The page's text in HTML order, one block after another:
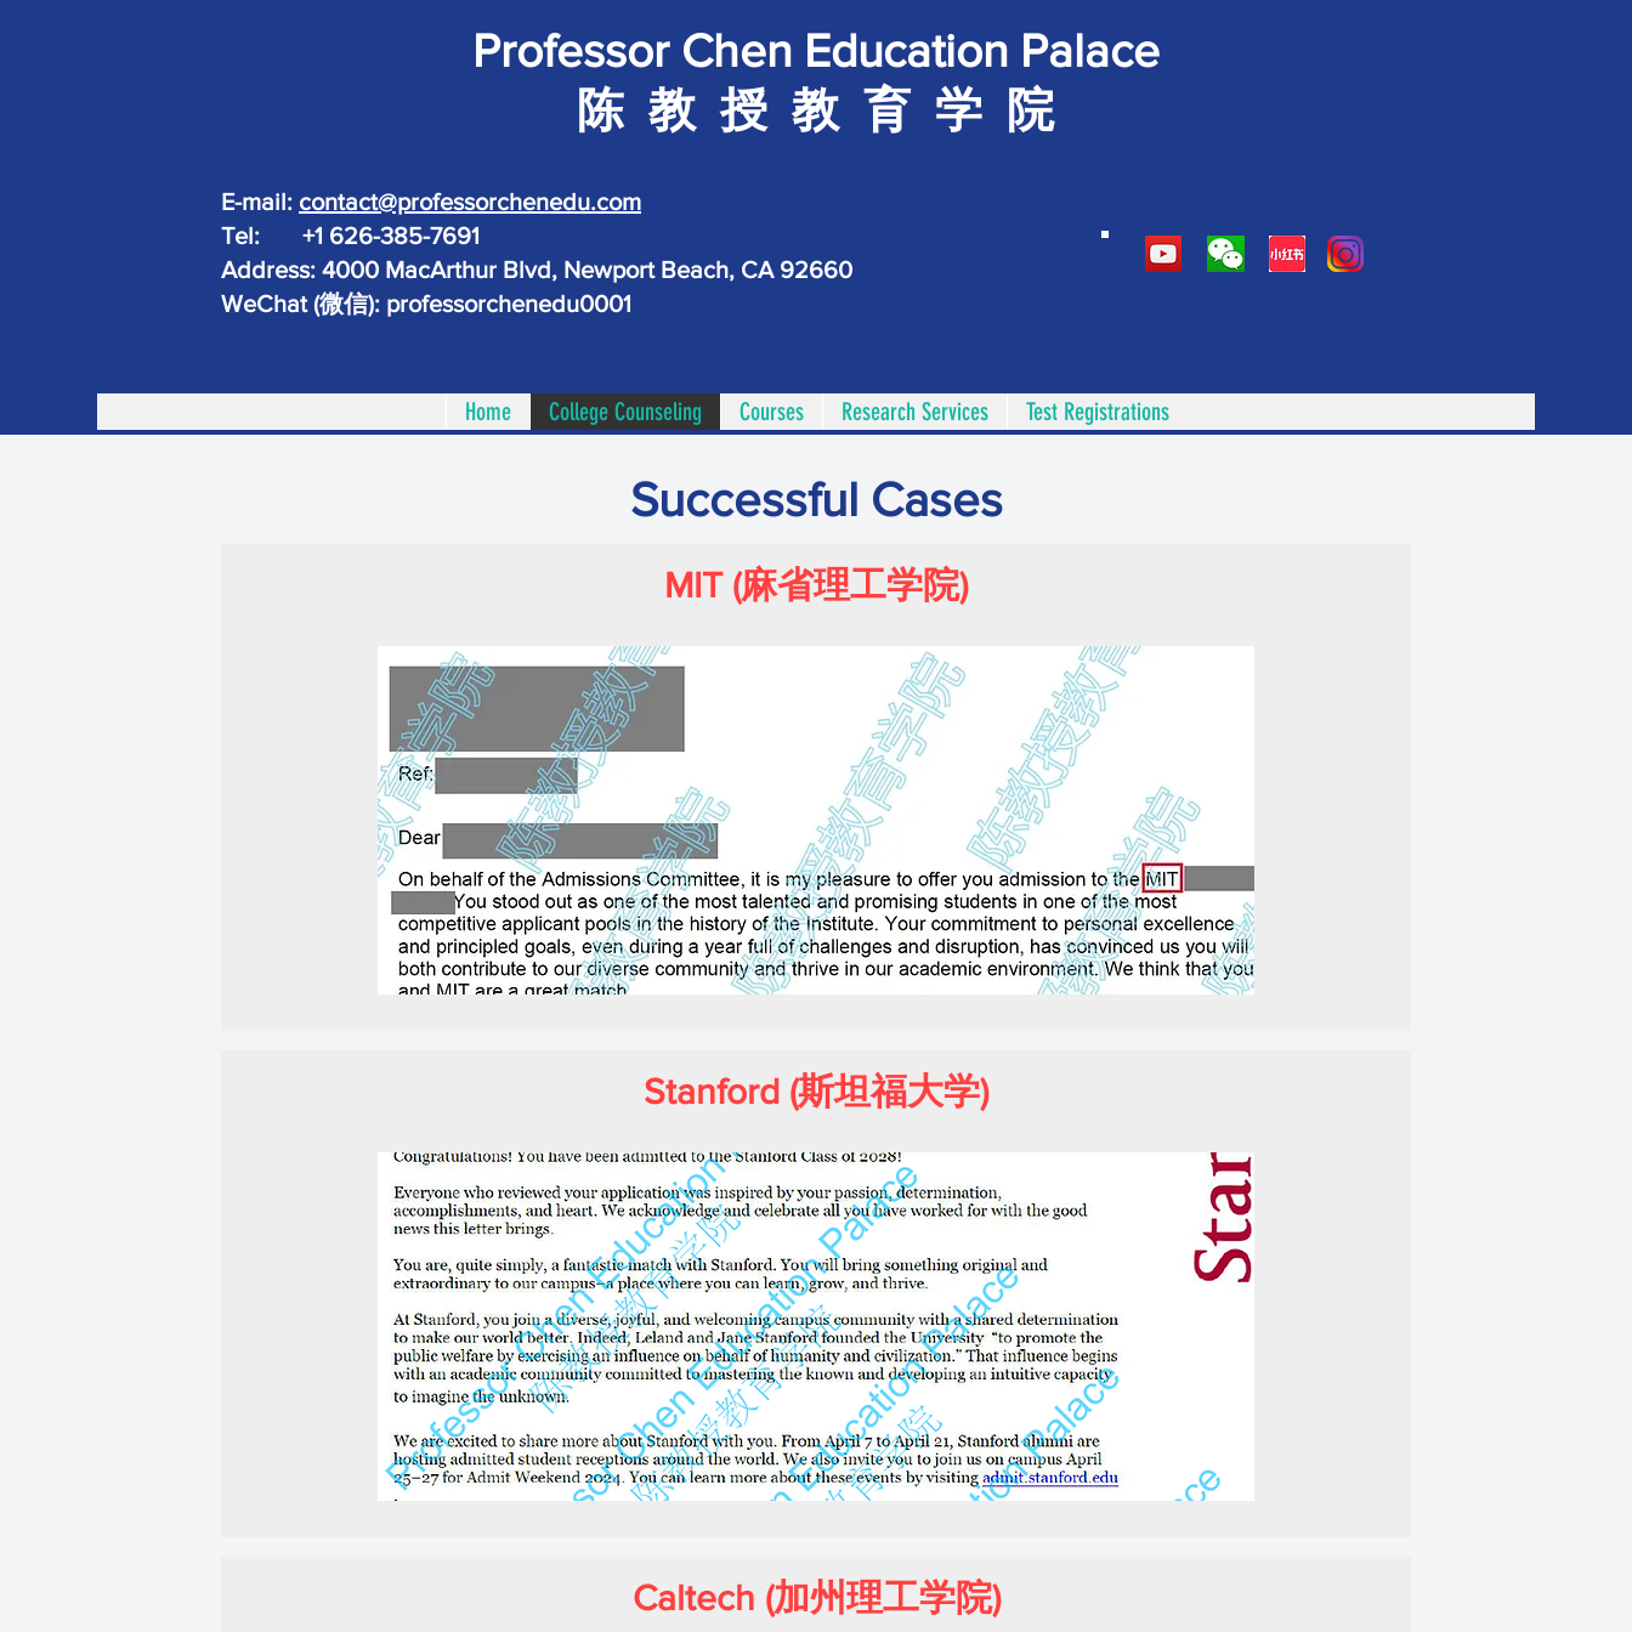
Professor Chen Education Palace
陈 教 授 教 育 学 院
E-mail: contact@professorchenedu.com
Tel: +1 626-385-7691
Address: 4000 MacArthur Blvd, Newport Beach, CA 92660
WeChat (微信): professorchenedu0001
Home College Counseling Courses Research Services Test Registrations
Successful Cases
MIT (麻省理工学院)
Stanford (斯坦福大学)
Caltech (加州理工学院)